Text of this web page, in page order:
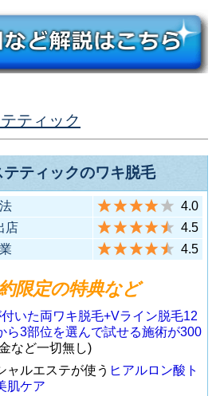
北区赤羽1丁目6-7 JPT赤羽ビル2
F
（JR各線 赤羽駅(東口)から徒歩2
なビル8F
（JR各線 日暮里駅から徒歩2
分）
墨田区江東橋2丁目11-5 河口ビル
ティック
テティックのワキ脱毛
4.0
店
4.5
4.5
限定の特典など
いた両ワキ脱毛+Vライン脱毛12
ら3部位を選んで試せる施術が300
など一切無し)
ャルエステが使う ヒアルロン酸ト
肌ケア